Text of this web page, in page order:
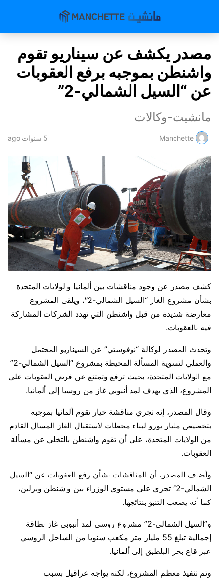
مصدر يكشف عن سيناريو تقوم
واشنطن بموجبه برفع العقوبات
عن “السيل الشمالي-2”
مانشيت-وكالات
Manchette 5 سنوات ago
كشف مصدر عن وجود مناقشات بين ألمانيا والولايات المتحدة
بشأن مشروع الغاز “السيل الشمالي-2″، ويلقى المشروع
معارضة شديدة من قبل واشنطن التي تهدد الشركات المشاركة
فيه بالعقوبات.
وتحدث المصدر لوكالة “نوفوستي” عن السيناريو المحتمل
والعملي لتسوية المسألة المحيطة بمشروع “السيل الشمالي-2”
مع الولايات المتحدة، بحيث ترفع وتمتنع عن فرض العقوبات على
المشروع، الذي يهدف لمد أنبوبي غاز من روسيا إلى ألمانيا.
وقال المصدر، إنه تجري مناقشة خيار تقوم ألمانيا بموجبه
بتخصيص مليار يورو لبناء محطات لاستقبال الغاز المسال القادم
من الولايات المتحدة، على أن تقوم واشنطن بالتخلي عن مسألة
العقوبات.
وأضاف المصدر، أن المناقشات بشأن رفع العقوبات عن “السيل
الشمالي-2″ تجري على مستوى الوزراء بين واشنطن وبرلين،
كما أنه يصعب التنبؤ بنتائجها.
و”السيل الشمالي-2” مشروع روسي لمد أنبوبي غاز بطاقة
إجمالية تبلغ 55 مليار متر مكعب سنويا من الساحل الروسي
عبر قاع بحر البلطيق إلى ألمانيا.
وتم تنفيذ معظم المشروع، لكنه يواجه عراقيل بسبب